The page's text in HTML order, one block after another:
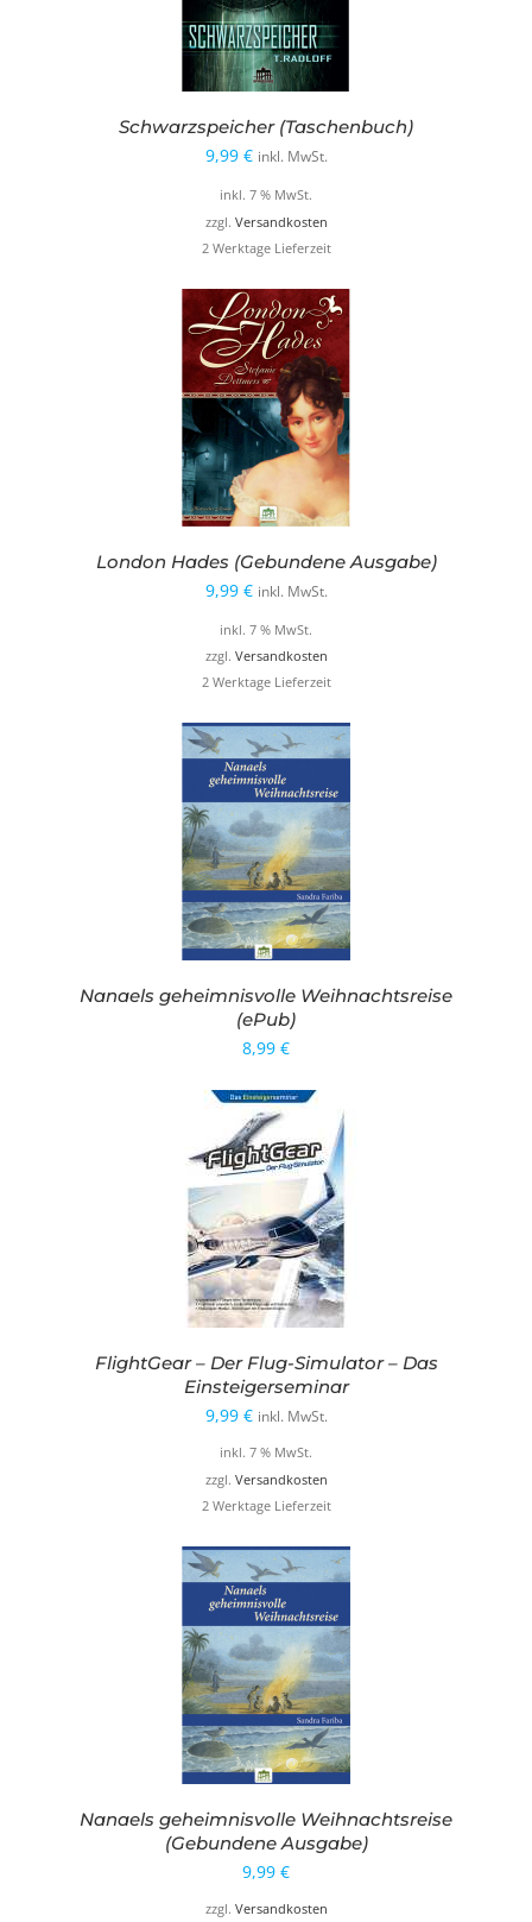
Schwarzspeicher (Taschenbuch)
9,99 € inkl. MwSt.
inkl. 7 % MwSt.
zzgl. Versandkosten
2 Werktage Lieferzeit
London Hades (Gebundene Ausgabe)
9,99 € inkl. MwSt.
inkl. 7 % MwSt.
zzgl. Versandkosten
2 Werktage Lieferzeit
Nanaels geheimnisvolle Weihnachtsreise
(ePub)
8,99 €
FlightGear – Der Flug-Simulator – Das
Einsteigerseminar
9,99 € inkl. MwSt.
inkl. 7 % MwSt.
zzgl. Versandkosten
2 Werktage Lieferzeit
Nanaels geheimnisvolle Weihnachtsreise
(Gebundene Ausgabe)
9,99 €
zzgl. Versandkosten